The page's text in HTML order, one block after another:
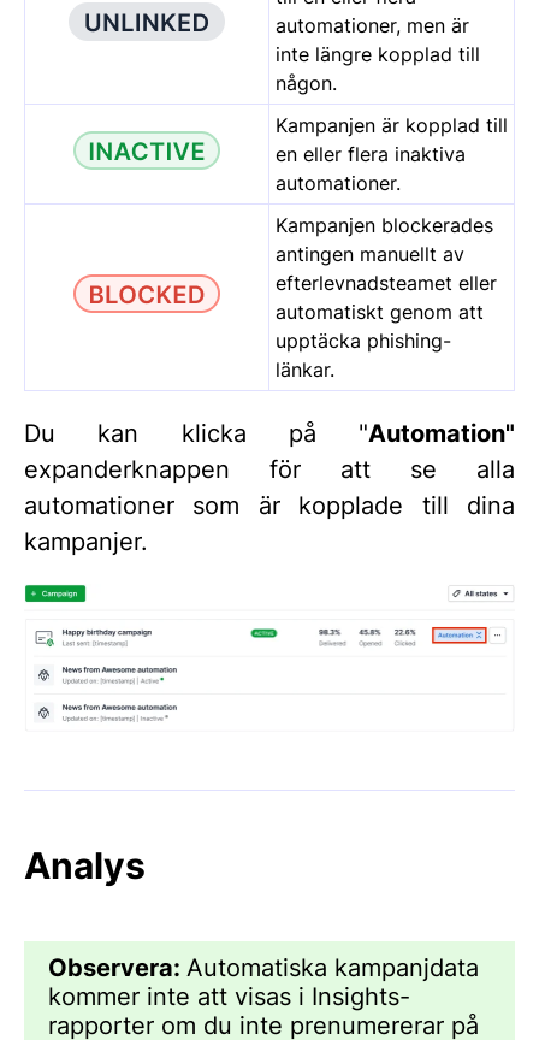
automationer, men är
inte längre kopplad till
någon.
Kampanjen är kopplad till
en eller flera inaktiva
automationer.
Kampanjen blockerades
antingen manuellt av
efterlevnadsteamet eller
automatiskt genom att
upptäcka phishing-
länkar.
Du kan klicka på "Automation"
expanderknappen för att se alla
automationer som är kopplade till dina
kampanjer.
Analys
Observera: Automatiska kampanjdata
kommer inte att visas i Insights-
rapporter om du inte prenumererar på